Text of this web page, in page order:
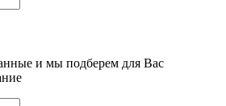
и мы подберем для Вас